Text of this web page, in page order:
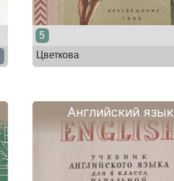
5
Цветкова
Английский язык